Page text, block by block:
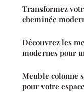
Transformez
cheminée
Découvrez les
modernes pour
Meuble colonne
pour votre espace